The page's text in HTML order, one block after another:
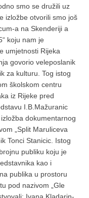
smo se družili uz
izložbe otvorili smo još
a na Skenderiji a
koju nam je
umjetnosti Rijeka
govorio veleposlanik
za kulturu. Tog istog
školskom centru
iz Rijeke pred
I.B.Mažuranic
dokumentarnog
„Split Maruliceva
Tonci Stanicic. Istog
publiku koju je
kao i
publika u prostoru
pod nazivom „Gle